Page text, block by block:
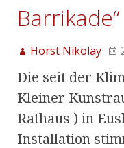
Barrikade“
Horst Nikolay
Die seit der
Kleiner
Rathaus ) in
Installation